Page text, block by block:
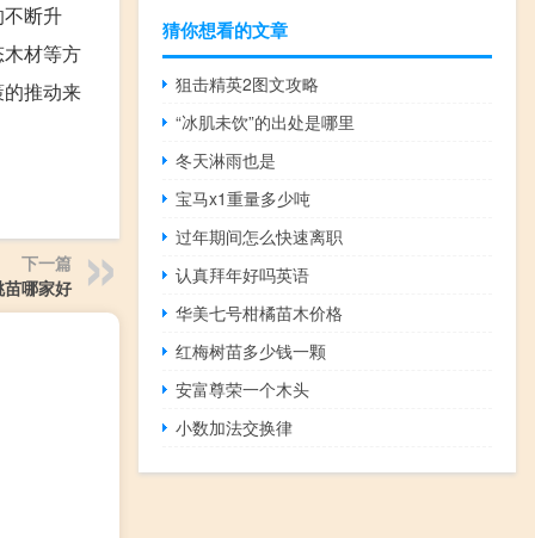
断升
材等方
推动来
下一篇
哪家好
猜你想看的文章
狙击精英2图文攻略
“冰肌未饮”的出处是哪里
冬天淋雨也是
宝马x1重量多少吨
过年期间怎么快速离职
认真拜年好吗英语
华美七号柑橘苗木价格
红梅树苗多少钱一颗
安富尊荣一个木头
小数加法交换律